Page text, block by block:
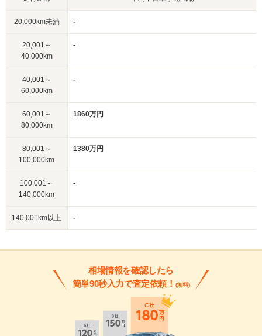
20,000km未満 -
20,001～
40,000km
-
40,001～
60,000km
-
60,001～
80,000km
1860万円
80,001～
100,000km
1380万円
100,001～
140,000km
-
140,001km以上 -
相場情報を確認したら
簡単90秒入力で査定依頼！ (無料)